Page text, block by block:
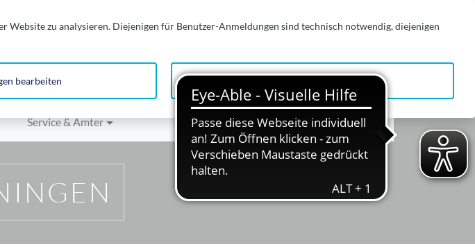
Service & Ämter
zu analysieren. Diejenigen für Benutzer-Anmeldungen sind technisch notwendig, diejenigen
bearbeiten